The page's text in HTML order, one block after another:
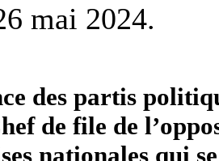
mai 2024.
des partis
de file de
nationales qui